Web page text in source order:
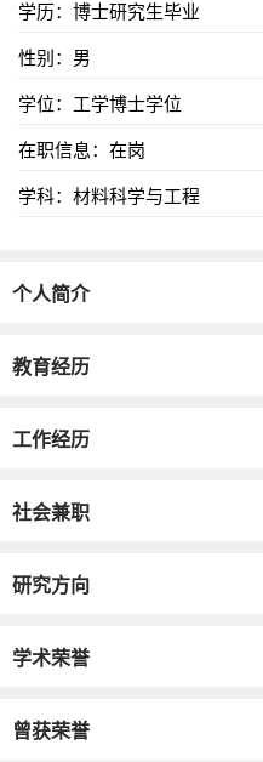
学历：博士研究生毕业
性别：男
学位：工学博士学位
在职信息：在岗
学科：材料科学与工程
个人简介
教育经历
工作经历
社会兼职
研究方向
学术荣誉
曾获荣誉